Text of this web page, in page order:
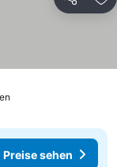
Teilen
Preise sehen